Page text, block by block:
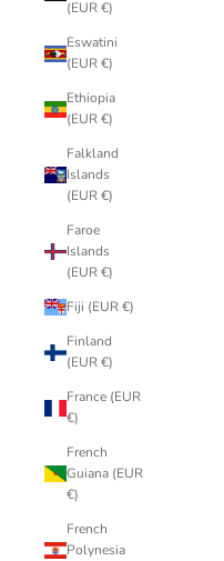
(EUR €)
Eswatini
(EUR €)
Ethiopia
(EUR €)
Falkland
Islands
(EUR €)
Faroe
Islands
(EUR €)
Fiji (EUR €)
Finland
(EUR €)
France (EUR
€)
French
Guiana (EUR
€)
French
Polynesia